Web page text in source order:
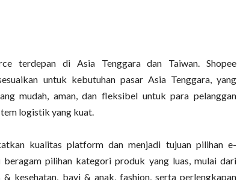
terdepan di Asia Tenggara dan Taiwan. Shopee
untuk kebutuhan pasar Asia Tenggara, yang
mudah, aman, dan fleksibel untuk para pelanggan
logistik yang kuat.
kualitas platform dan menjadi tujuan pilihan e-
pilihan kategori produk yang luas, mulai dari
kesehatan, bayi & anak, fashion, serta perlengkapan